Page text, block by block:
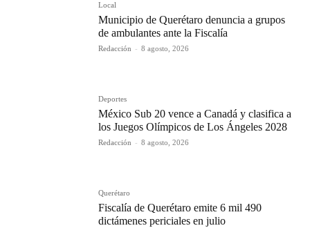
Local
Municipio de Querétaro denuncia a grupos
de ambulantes ante la Fiscalía
Redacción - 8 agosto, 2026
Deportes
México Sub 20 vence a Canadá y clasifica a
los Juegos Olímpicos de Los Ángeles 2028
Redacción - 8 agosto, 2026
Querétaro
Fiscalía de Querétaro emite 6 mil 490
dictámenes periciales en julio